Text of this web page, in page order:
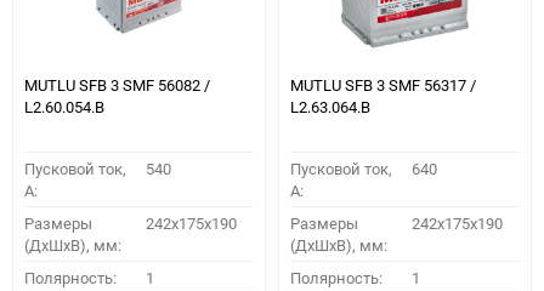
MUTLU SFB 3 SMF 56082 /
L2.60.054.B
Пусковой ток,
A:
540
Размеры
(ДхШхВ), мм:
242x175x190
Полярность: 1
MUTLU SFB 3 SMF 56317 /
L2.63.064.B
Пусковой ток,
A:
640
Размеры
(ДхШхВ), мм:
242x175x190
Полярность: 1